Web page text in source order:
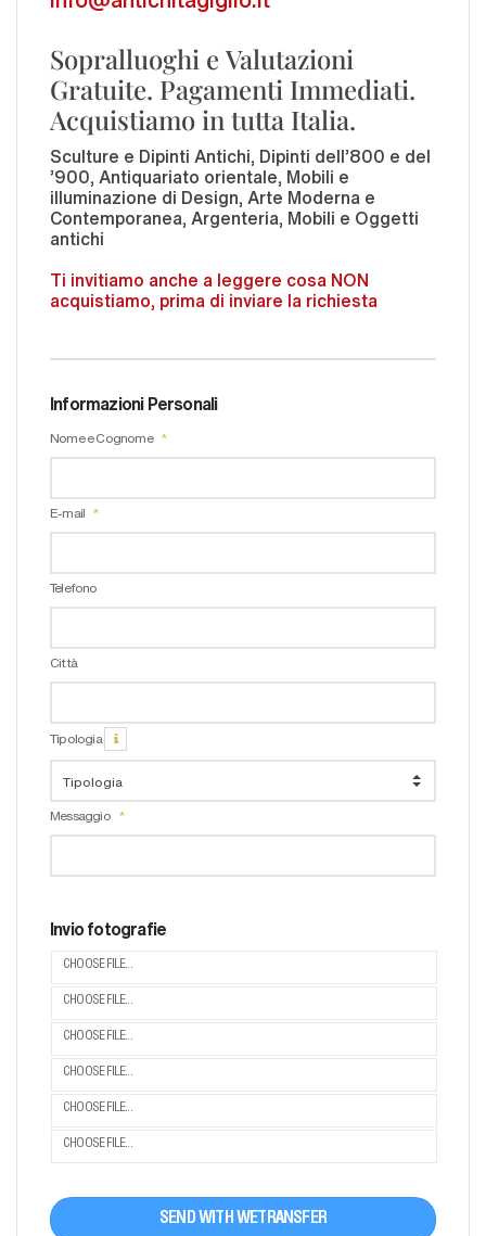
Sopralluoghi e Valutazioni
Gratuite. Pagamenti Immediati.
Acquistiamo in tutta Italia.
Sculture e Dipinti Antichi, Dipinti dell'800 e del
'900, Antiquariato orientale, Mobili e
illuminazione di Design, Arte Moderna e
Contemporanea, Argenteria, Mobili e Oggetti
antichi
Ti invitiamo anche a leggere cosa NON
acquistiamo, prima di inviare la richiesta
Informazioni Personali
Nome e Cognome
E-mail
Telefono
Città
Tipologia
Messaggio
Invio fotografie
CHOOSE FILE...
CHOOSE FILE...
CHOOSE FILE...
CHOOSE FILE...
CHOOSE FILE...
CHOOSE FILE...
SEND WITH WETRANSFER